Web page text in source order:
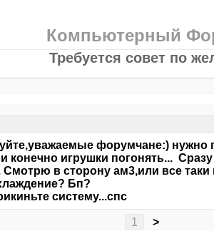
Компьютерный
Требуется совет по
форумчане:) нужно
конечно игрушки погонять...
Смотрю в сторону ам3,или все
Бп?
систему...спс
1 >